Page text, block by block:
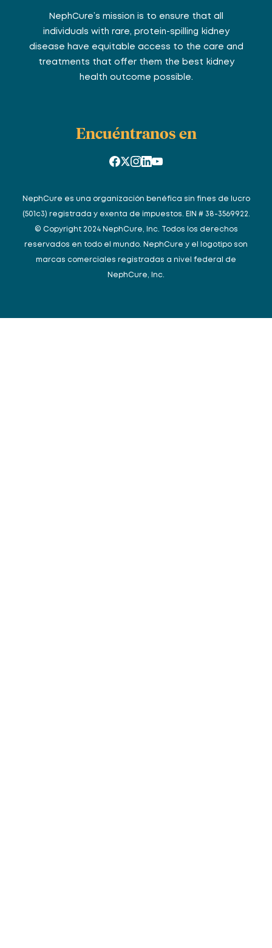
NephCure’s mission is to ensure that all
individuals with rare, protein-spilling kidney
disease have equitable access to the care and
treatments that offer them the best kidney
health outcome possible.
Encuéntranos en
NephCure es una organización benéfica sin fines de lucro
(501c3) registrada y exenta de impuestos. EIN # 38-3569922.
© Copyright 2024 NephCure, Inc. Todos los derechos
reservados en todo el mundo. NephCure y el logotipo son
marcas comerciales registradas a nivel federal de
NephCure, Inc.